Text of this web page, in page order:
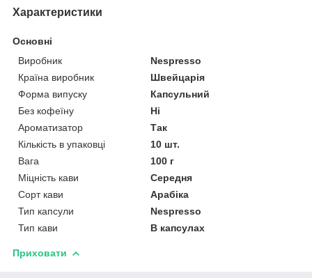
Характеристики
Основні
Виробник
Nespresso
Країна виробник
Швейцарія
Форма випуску
Капсульний
Без кофеїну
Ні
Ароматизатор
Так
Кількість в упаковці
10 шт.
Вага
100 г
Міцність кави
Середня
Сорт кави
Арабіка
Тип капсули
Nespresso
Тип кави
В капсулах
Приховати